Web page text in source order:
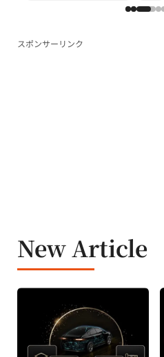
スポンサーリンク
New Article